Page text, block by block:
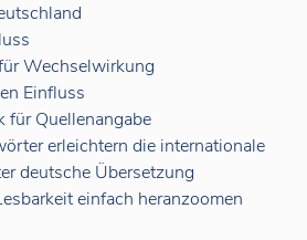
Wechselwirkung
Einfluss
für Quellenangabe
erleichtern die internationale
deutsche Übersetzung
einfach heranzoomen